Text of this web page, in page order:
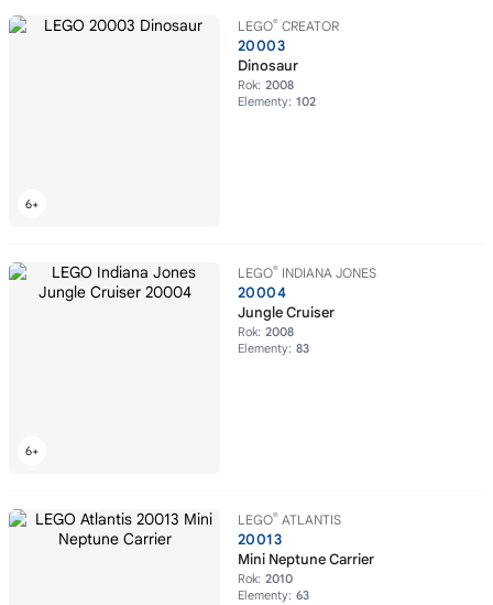
LEGO® CREATOR
20003
Dinosaur
Rok: 2008
Elementy: 102
LEGO® INDIANA JONES
20004
Jungle Cruiser
Rok: 2008
Elementy: 83
LEGO® ATLANTIS
20013
Mini Neptune Carrier
Rok: 2010
Elementy: 63